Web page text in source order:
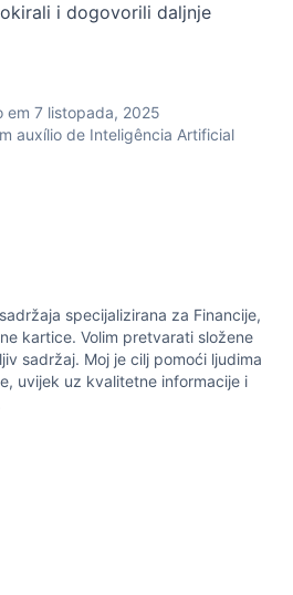
i dogovorili daljnje
em 7 listopada, 2025
auxílio de Inteligência Artificial
specijalizirana za Financije,
kartice. Volim pretvarati složene
sadržaj. Moj je cilj pomoći ljudima
uvijek uz kvalitetne informacije i